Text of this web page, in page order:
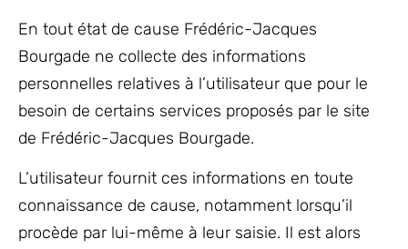
En tout état de cause Frédéric-Jacques
Bourgade ne collecte des informations
personnelles relatives à l’utilisateur que pour le
besoin de certains services proposés par le site
de Frédéric-Jacques Bourgade.
L’utilisateur fournit ces informations en toute
connaissance de cause, notamment lorsqu’il
procède par lui-même à leur saisie. Il est alors